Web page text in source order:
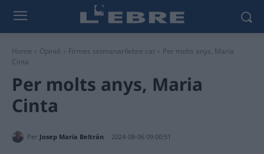
Home Opinió Firmes setmanarilebre.cat
Per molts anys, Maria
Cinta
Per molts anys, Maria
Cinta
Per Josep Maria Beltrán 2024-08-06 09:00:51